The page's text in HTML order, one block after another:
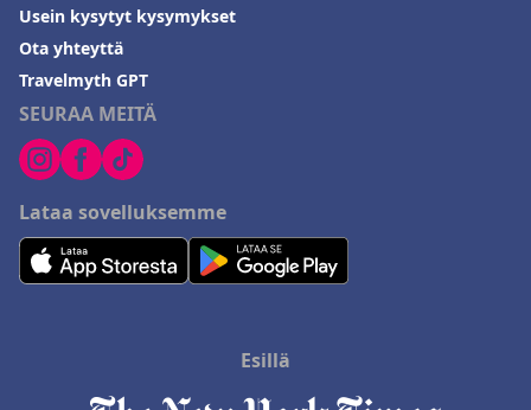
SEURAA MEITÄ
Lataa sovelluksemme
Usein kysytyt kysymykset
Ota yhteyttä
Travelmyth GPT
Esillä